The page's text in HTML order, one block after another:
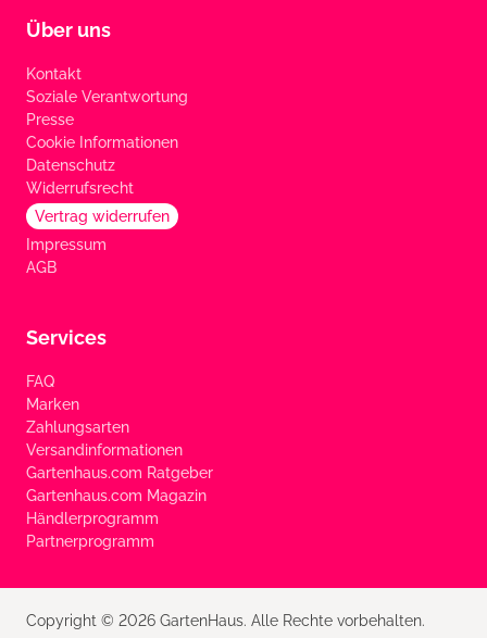
Über uns
Kontakt
Soziale Verantwortung
Presse
Cookie Informationen
Datenschutz
Widerrufsrecht
Vertrag widerrufen
Impressum
AGB
Services
FAQ
Marken
Zahlungsarten
Versandinformationen
Gartenhaus.com Ratgeber
Gartenhaus.com Magazin
Händlerprogramm
Partnerprogramm
Copyright © 2026 GartenHaus. Alle Rechte vorbehalten.